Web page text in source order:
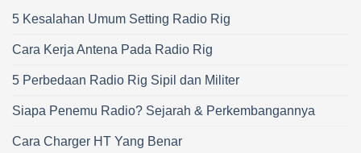
5 Kesalahan Umum Setting Radio Rig
Cara Kerja Antena Pada Radio Rig
5 Perbedaan Radio Rig Sipil dan Militer
Siapa Penemu Radio? Sejarah & Perkembangannya
Cara Charger HT Yang Benar